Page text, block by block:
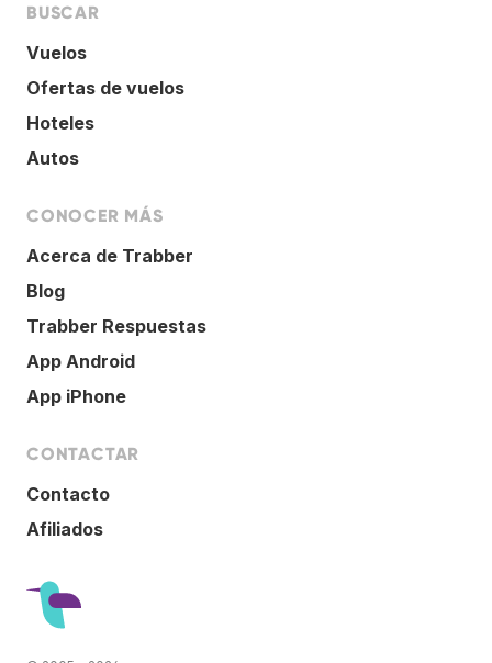
BUSCAR
Vuelos
Ofertas de vuelos
Hoteles
Autos
CONOCER MÁS
Acerca de Trabber
Blog
Trabber Respuestas
App Android
App iPhone
CONTACTAR
Contacto
Afiliados